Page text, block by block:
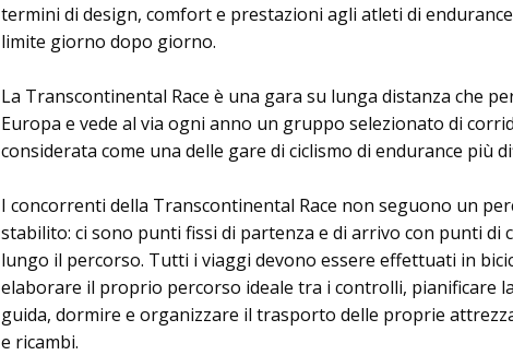
termini di design, comfort e prestazioni agli atleti di
limite giorno dopo giorno.
La Transcontinental Race è una gara su lunga distanza che
Europa e vede al via ogni anno un gruppo selezionato di
considerata come una delle gare di ciclismo di endurance più
I concorrenti della Transcontinental Race non seguono un
stabilito: ci sono punti fissi di partenza e di arrivo con punti
lungo il percorso. Tutti i viaggi devono essere effettuati in
elaborare il proprio percorso ideale tra i controlli, pianificare
guida, dormire e organizzare il trasporto delle proprie
e ricambi.